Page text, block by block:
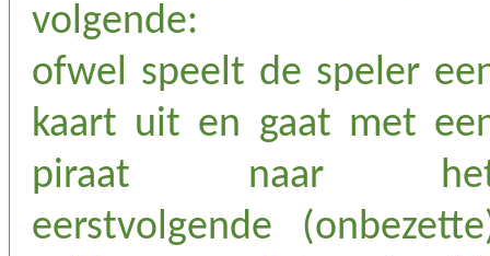
volgende:
ofwel speelt de speler
kaart uit en gaat met
piraat naar
eerstvolgende